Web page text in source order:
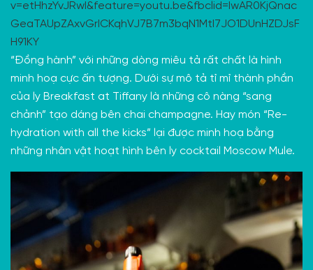
v=etHhzYvJRwI&feature=youtu.be&fbclid=IwAR0KjQnac
GeaTAUpZAxvGrICKqhVJ7B7m3bqN1MtI7JO1DUnHZDJsF
H91KY
“Đồng hành” với những dòng miêu tả rất chất là hình
minh hoạ cực ấn tượng. Dưới sự mô tả tỉ mỉ thành phần
của ly Breakfast at Tiffany là những cô nàng “sang
chảnh” tạo dáng bên chai champagne. Hay món “Re-
hydration with all the kicks” lại được minh hoạ bằng
những nhân vật hoạt hình bên ly cocktail Moscow Mule.